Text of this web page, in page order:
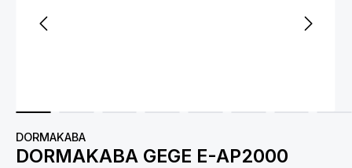
DORMAKABA
DORMAKABA GEGE E-AP2000